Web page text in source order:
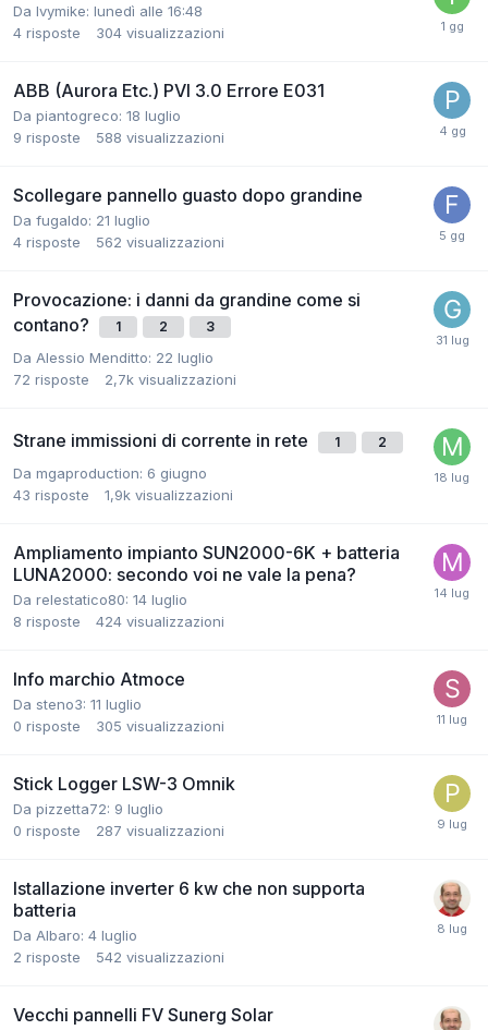
Da Ivymike: lunedì alle 16:48
4 risposte 304 visualizzazioni
ABB (Aurora Etc.) PVI 3.0 Errore E031
Da piantogreco: 18 luglio
9 risposte 588 visualizzazioni
Scollegare pannello guasto dopo grandine
Da fugaldo: 21 luglio
4 risposte 562 visualizzazioni
Provocazione: i danni da grandine come si
contano?
1 2 3
Da Alessio Menditto: 22 luglio
72 risposte 2,7k visualizzazioni
Strane immissioni di corrente in rete 1 2
Da mgaproduction: 6 giugno
43 risposte 1,9k visualizzazioni
Ampliamento impianto SUN2000-6K + batteria
LUNA2000: secondo voi ne vale la pena?
Da relestatico80: 14 luglio
8 risposte 424 visualizzazioni
Info marchio Atmoce
Da steno3: 11 luglio
0 risposte 305 visualizzazioni
Stick Logger LSW-3 Omnik
Da pizzetta72: 9 luglio
0 risposte 287 visualizzazioni
Istallazione inverter 6 kw che non supporta
batteria
Da Albaro: 4 luglio
2 risposte 542 visualizzazioni
Vecchi pannelli FV Sunerg Solar